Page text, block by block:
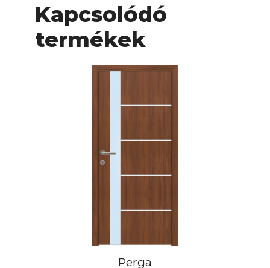
Kapcsolódó
termékek
Perga